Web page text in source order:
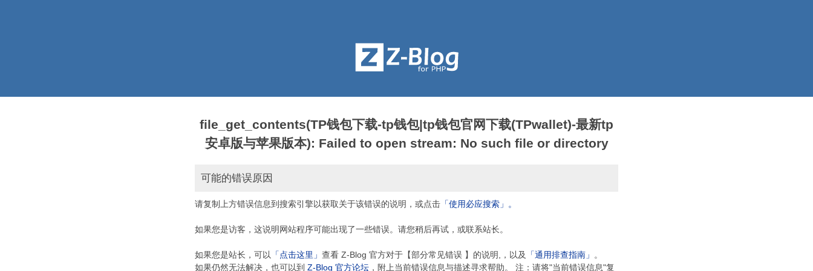
file_get_contents(TP钱包下载-tp钱包|tp钱包官网下载(TPwallet)-最新tp
安卓版与苹果版本): Failed to open stream: No such file or directory
可能的错误原因
请复制上方错误信息到搜索引擎以获取关于该错误的说明，或点击 「使用必应搜索」。
如果您是访客，这说明网站程序可能出现了一些错误。请您稍后再试，或联系站长。
如果您是站长，可以 「点击这里」 查看 Z-Blog 官方对于【部分常见错误 】的说明,，以及 「通用排查指南」
。
如果仍然无法解决，也可以到 Z-Blog 官方论坛 ，附上当前错误信息与描述寻求帮助。 注：请将"当前错误信息"复